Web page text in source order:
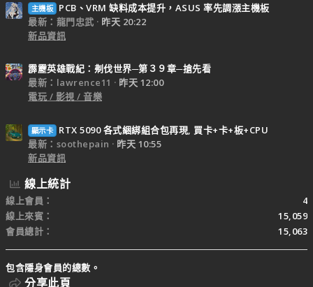
主機板
PCB、VRM 缺料成本提升，ASUS 率先調漲主機板
最新：龍門忠武
昨天 20:22
新品資訊
霹靂英雄戰紀：刜伐世界─第３９章─搶先看
最新：lawrence11
昨天 12:00
電玩 / 影視 / 音樂
顯示卡
RTX 5090 各式綑綁組合包再現, 買卡+卡+板+CPU
最新：soothepain
昨天 10:55
新品資訊
線上統計
線上會員
4
線上來賓
15,059
會員總計
15,063
包含隱身會員的總數。
分享此頁